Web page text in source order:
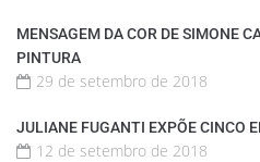
MENSAGEM DA COR DE SIMONE
PINTURA
29 de setembro de 2018
JULIANE FUGANTI EXPÕE CINCO
12 de setembro de 2018